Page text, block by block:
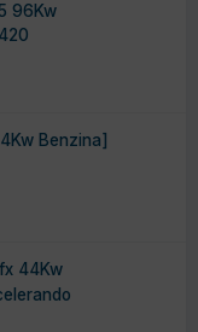
96Kw
Benzina]
44Kw